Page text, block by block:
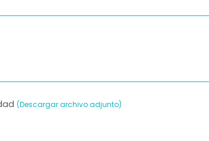
(Descargar archivo adjunto)